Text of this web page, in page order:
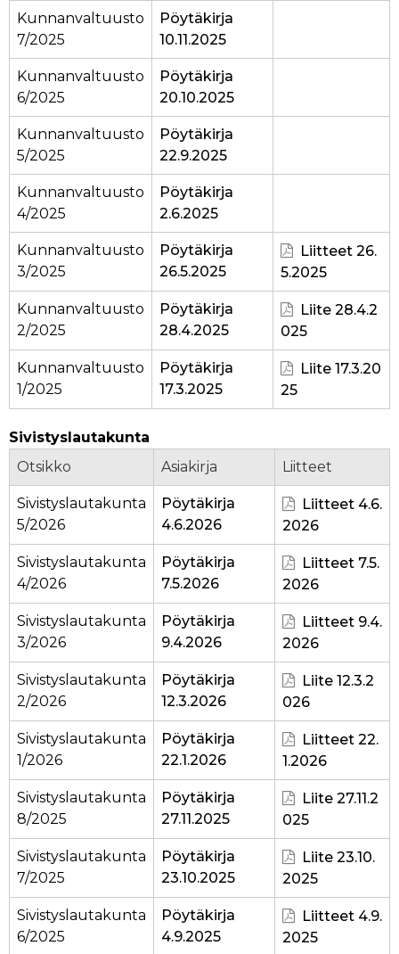
Kunnanvaltuusto
7/2025
Pöytäkirja
10.11.2025
Kunnanvaltuusto
6/2025
Pöytäkirja
20.10.2025
Kunnanvaltuusto
5/2025
Pöytäkirja
22.9.2025
Kunnanvaltuusto
4/2025
Pöytäkirja
2.6.2025
Kunnanvaltuusto
3/2025
Pöytäkirja
26.5.2025
Liitteet 26.
5.2025
Kunnanvaltuusto
2/2025
Pöytäkirja
28.4.2025
Liite 28.4.2
025
Kunnanvaltuusto
1/2025
Pöytäkirja
17.3.2025
Liite 17.3.20
25
Sivistyslautakunta
Otsikko
Asiakirja Liitteet
Sivistyslautakunta
5/2026
Pöytäkirja
4.6.2026
Liitteet 4.6.
2026
Sivistyslautakunta
4/2026
Pöytäkirja
7.5.2026
Liitteet 7.5.
2026
Sivistyslautakunta
3/2026
Pöytäkirja
9.4.2026
Liitteet 9.4.
2026
Sivistyslautakunta
2/2026
Pöytäkirja
12.3.2026
Liite 12.3.2
026
Sivistyslautakunta
1/2026
Pöytäkirja
22.1.2026
Liitteet 22.
1.2026
Sivistyslautakunta
8/2025
Pöytäkirja
27.11.2025
Liite 27.11.2
025
Sivistyslautakunta
7/2025
Pöytäkirja
23.10.2025
Liite 23.10.
2025
Sivistyslautakunta
6/2025
Pöytäkirja
4.9.2025
Liitteet 4.9.
2025